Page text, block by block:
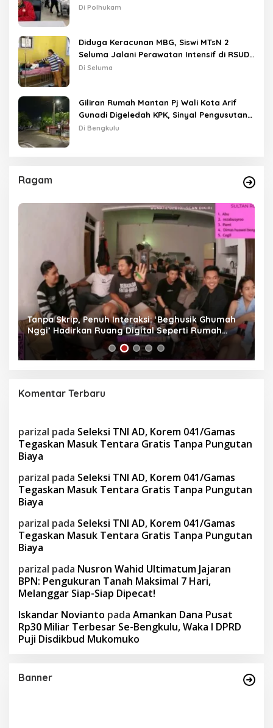
Di Polhukam
Diduga Keracunan MBG, Siswi MTsN 2
Seluma Jalani Perawatan Intensif di RSUD
Tais
Di Seluma
Giliran Rumah Mantan Pj Wali Kota Arif
Gunadi Digeledah KPK, Sinyal Pengusutan
Meluas
Di Bengkulu
Ragam
Tanpa Skrip, Penuh Interaksi: ‘Beghusik Ghumah
Nggi’ Hadirkan Ruang Digital Seperti Rumah
Sendiri
Komentar Terbaru
parizal pada Seleksi TNI AD, Korem 041/Gamas
Tegaskan Masuk Tentara Gratis Tanpa Pungutan
Biaya
parizal pada Seleksi TNI AD, Korem 041/Gamas
Tegaskan Masuk Tentara Gratis Tanpa Pungutan
Biaya
parizal pada Seleksi TNI AD, Korem 041/Gamas
Tegaskan Masuk Tentara Gratis Tanpa Pungutan
Biaya
parizal pada Nusron Wahid Ultimatum Jajaran
BPN: Pengukuran Tanah Maksimal 7 Hari,
Melanggar Siap-Siap Dipecat!
Iskandar Novianto pada Amankan Dana Pusat
Rp30 Miliar Terbesar Se-Bengkulu, Waka I DPRD
Puji Disdikbud Mukomuko
Banner